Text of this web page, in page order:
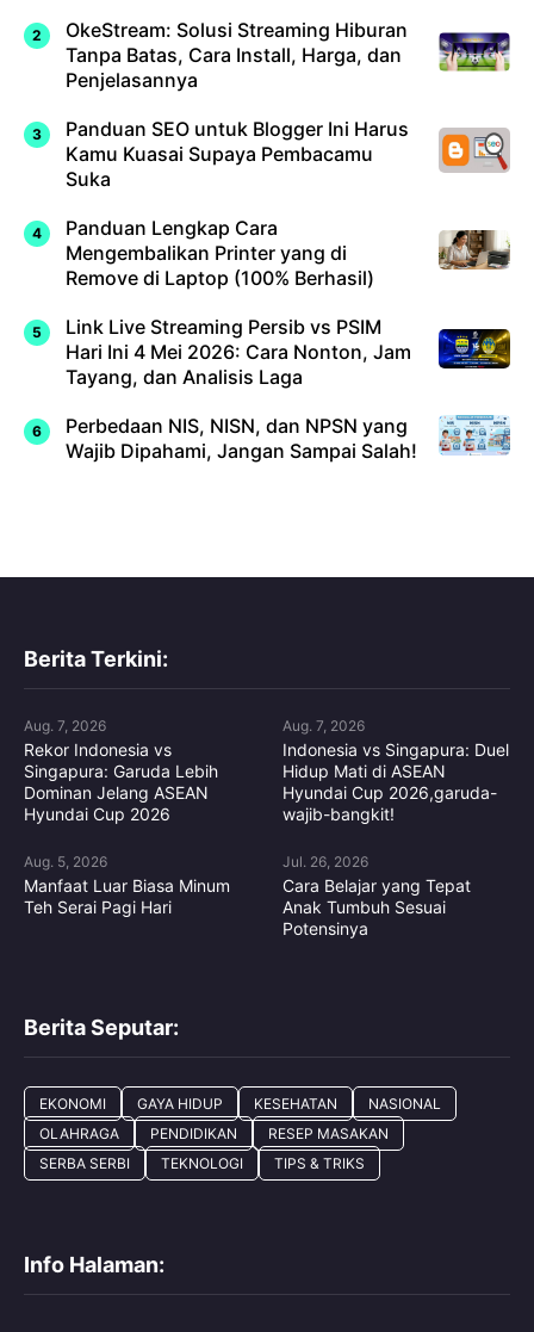
OkeStream: Solusi Streaming Hiburan
Tanpa Batas, Cara Install, Harga, dan
Penjelasannya
Panduan SEO untuk Blogger Ini Harus
Kamu Kuasai Supaya Pembacamu
Suka
Panduan Lengkap Cara
Mengembalikan Printer yang di
Remove di Laptop (100% Berhasil)
Link Live Streaming Persib vs PSIM
Hari Ini 4 Mei 2026: Cara Nonton, Jam
Tayang, dan Analisis Laga
Perbedaan NIS, NISN, dan NPSN yang
Wajib Dipahami, Jangan Sampai Salah!
Berita Terkini:
Aug. 7, 2026
Rekor Indonesia vs
Singapura: Garuda Lebih
Dominan Jelang ASEAN
Hyundai Cup 2026
Aug. 7, 2026
Indonesia vs Singapura: Duel
Hidup Mati di ASEAN
Hyundai Cup 2026,garuda-
wajib-bangkit!
Aug. 5, 2026
Manfaat Luar Biasa Minum
Teh Serai Pagi Hari
Jul. 26, 2026
Cara Belajar yang Tepat
Anak Tumbuh Sesuai
Potensinya
Berita Seputar:
EKONOMI GAYA HIDUP KESEHATAN
NASIONAL
OLAHRAGA
PENDIDIKAN
RESEP MASAKAN
SERBA SERBI
TEKNOLOGI TIPS & TRIKS
Info Halaman: